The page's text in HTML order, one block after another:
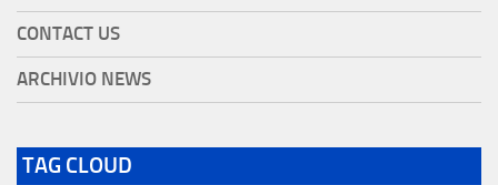
CONTACT US
ARCHIVIO NEWS
TAG CLOUD